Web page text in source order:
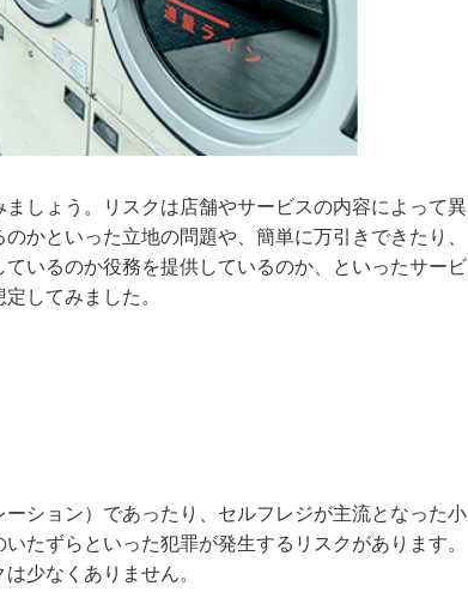
しょう。リスクは店舗やサービスの内容によって異
かといった立地の問題や、簡単に万引きできたり、
いるのか役務を提供しているのか、といったサービ
してみました。
ション）であったり、セルフレジが主流となった小
たずらといった犯罪が発生するリスクがあります。
少なくありません。